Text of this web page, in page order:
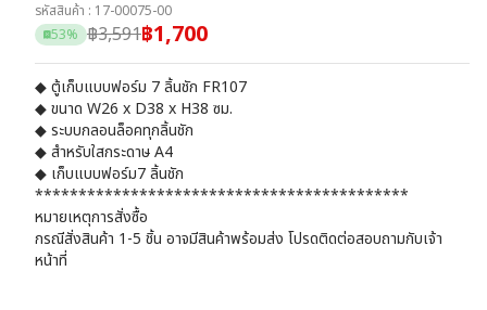
รหัสสินค้า : 17-00075-00
53% ฿3,591฿1,700
◆ ตู้เก็บแบบฟอร์ม 7 ลิ้นชัก FR107
◆ ขนาด W26 x D38 x H38 ซม.
◆ ระบบกลอนล็อคทุกลิ้นชัก
◆ สำหรับใสกระดาษ A4
◆ เก็บแบบฟอร์ม7 ลิ้นชัก
*******************************************
หมายเหตุการสั่งซื้อ
กรณีสั่งสินค้า 1-5 ชิ้น อาจมีสินค้าพร้อมส่ง โปรดติดต่อสอบถามกับเจ้า
หน้าที่